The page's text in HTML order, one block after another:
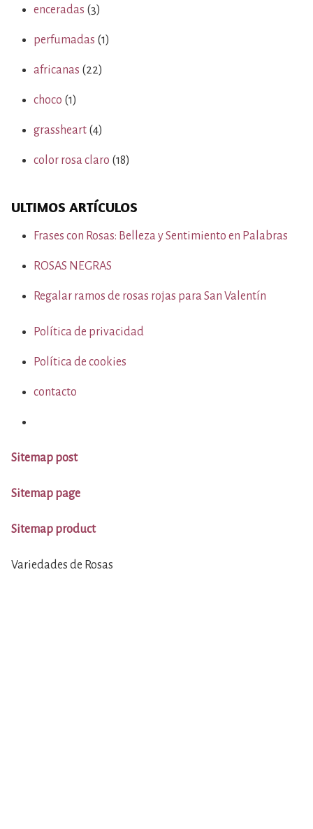
enceradas (3)
perfumadas (1)
africanas (22)
choco (1)
grassheart (4)
color rosa claro (18)
ULTIMOS ARTÍCULOS
Frases con Rosas: Belleza y Sentimiento en Palabras
ROSAS NEGRAS
Regalar ramos de rosas rojas para San Valentín
Política de privacidad
Política de cookies
contacto
Sitemap post
Sitemap page
Sitemap product
Variedades de Rosas